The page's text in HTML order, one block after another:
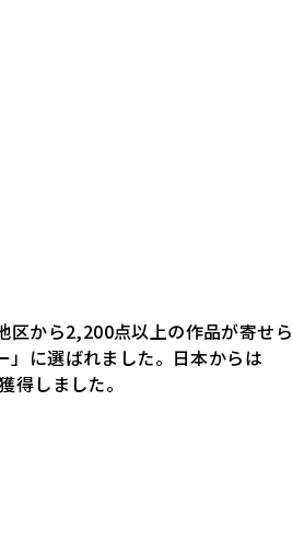
区から2,200点以上の作品が寄せら
」に選ばれました。日本からは
しました。